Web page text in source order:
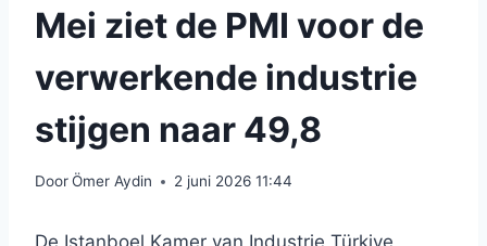
Mei ziet de PMI voor de
verwerkende industrie
stijgen naar 49,8
DoorÖmer Aydin 2 juni 2026 11:44